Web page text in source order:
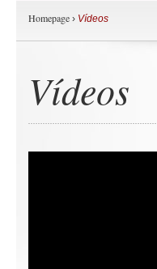
Homepage › Vídeos
Vídeos